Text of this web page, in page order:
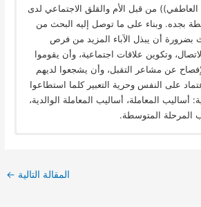
من قبل الأم والقلق الاجتماعي لدى
بجده. وبناء على ما توصل إليه البحث من
بضرورة أن يبذل الآباء المزيد من فرص
وتكوين علاقات اجتماعية، وأن يقوموا
عن مشاعر التقبل، وأن يشجعوا لديهم
على النفس وحرية التعبير كلما استطاعوا
أساليب المعاملة، أساليب المعاملة الوالدية،
المرحلة المتوسطة.
المقالة التالية ←